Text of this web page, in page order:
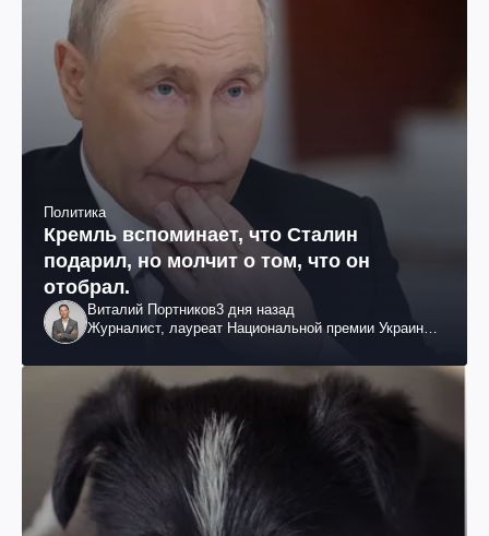
Политика
Кремль вспоминает, что Сталин
подарил, но молчит о том, что он
отобрал.
Виталий Портников3 дня назад
Журналист, лауреат Национальной премии Украины